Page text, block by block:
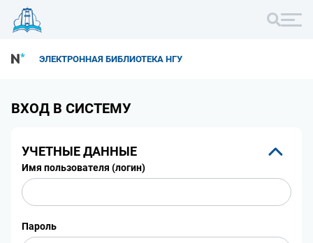
ЭЛЕКТРОННАЯ БИБЛИОТЕКА НГУ
ВХОД В СИСТЕМУ
УЧЕТНЫЕ ДАННЫЕ
Имя пользователя (логин)
Пароль